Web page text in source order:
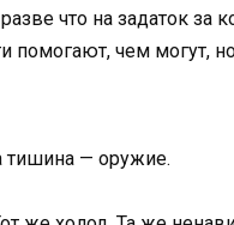
что на задаток за
помогают, чем могут,
тишина — оружие.